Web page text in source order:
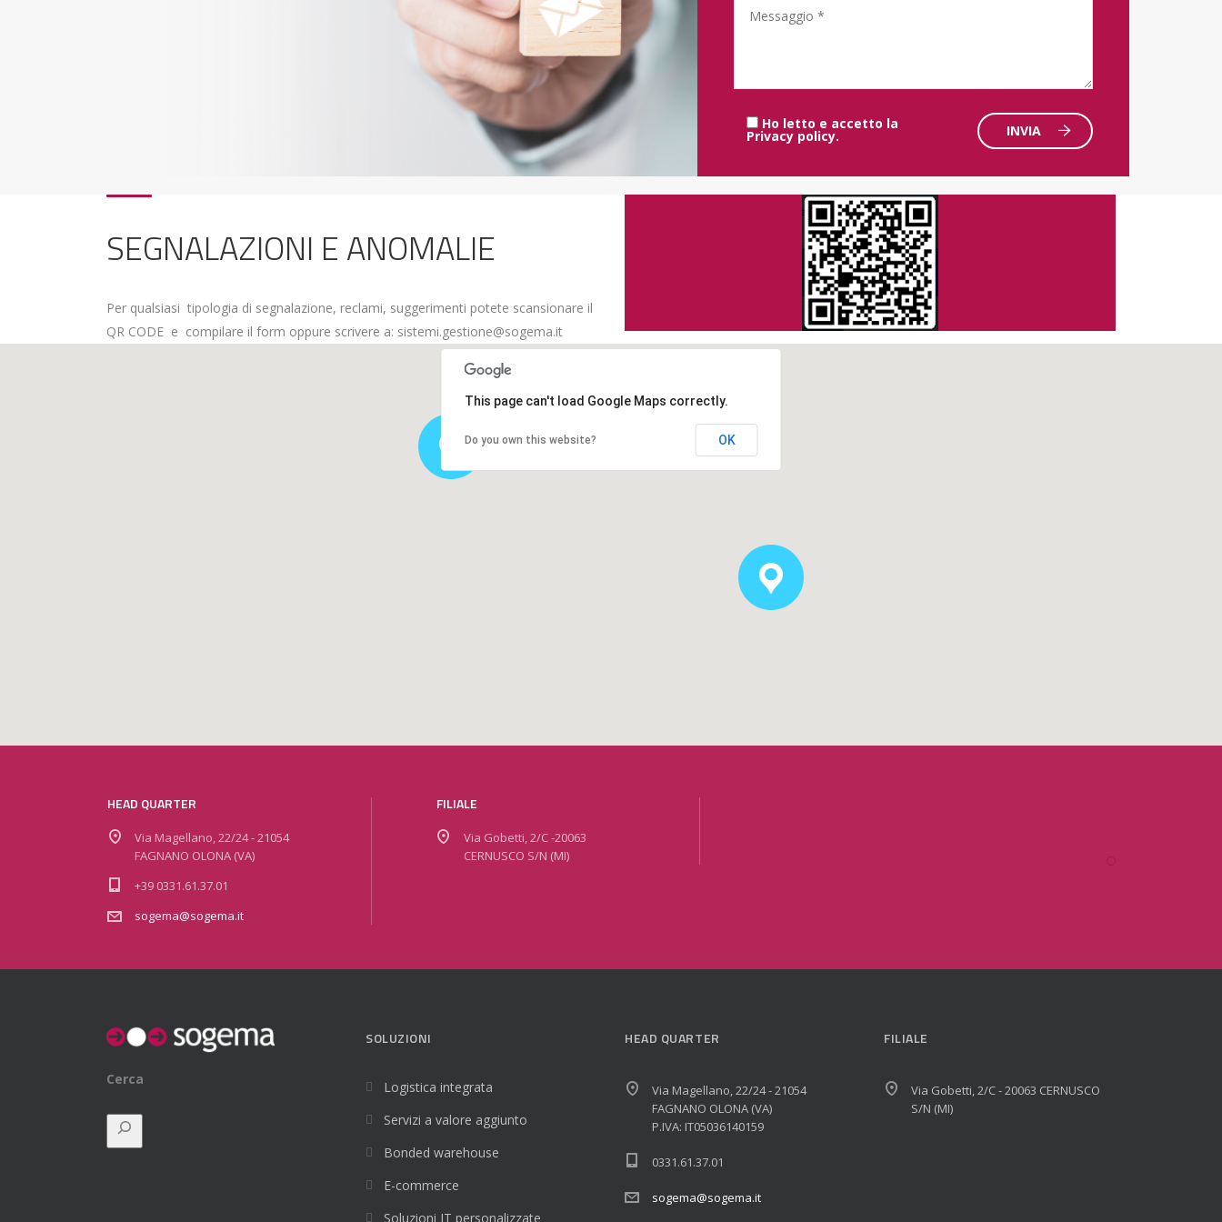
Ho letto e accetto la
Privacy policy. INVIA
SEGNALAZIONI E ANOMALIE
Per qualsiasi tipologia di segnalazione, reclami, suggerimenti potete scansionare il
QR CODE e compilare il form oppure scrivere a: sistemi.gestione@sogema.it
This page can't load Google Maps correctly.
Do you own this website? OK
HEAD QUARTER
Via Magellano, 22/24 - 21054
FAGNANO OLONA (VA)
+39 0331.61.37.01
sogema@sogema.it
FILIALE
Via Gobetti, 2/C -20063
CERNUSCO S/N (MI)
Cerca
SOLUZIONI
Logistica integrata
Servizi a valore aggiunto
Bonded warehouse
E-commerce
Soluzioni IT personalizzate
HEAD QUARTER
Via Magellano, 22/24 - 21054
FAGNANO OLONA (VA)
P.IVA: IT05036140159
0331.61.37.01
sogema@sogema.it
FILIALE
Via Gobetti, 2/C - 20063 CERNUSCO
S/N (MI)